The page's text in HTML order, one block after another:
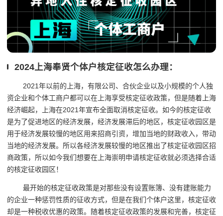
2024上海奉贤个体户核定征收怎么办理：
2021年以前的上海，有限公司、合伙企业以及小规模的个人独
资企业和个体工商户都可以在上海享受核定征收政策， 但是随着上海
经济崛起，上海在2021年宣布全面取消核定征收。如今的核定征收
是为了促进地区的经济发展，经济发展滞后的地区，核定征收园区是
用于经济发展较慢的地区用来招商引资，增加当地的财政收入，带动
当地的经济发展。所以各经济发展较慢的地区推出了核定征收园区招
商政策，所以如今我们想要在上海崇明申请核定征收就必须选择合适
的核定征收园区！
最开始的核定征收政策是对那些没有设置账簿、没有建账能力
的企业一种惩罚性质的征收方式，但是在我们个体户这里，核定征收
却是一种税收优惠的政策。随着核定征收政策的发展和完善，核定征